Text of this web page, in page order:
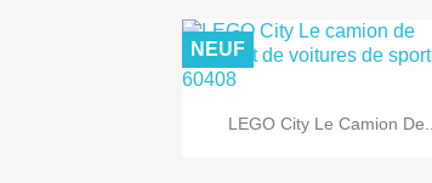
 Aperçu rapide
LEGO City Le Camion De...
NEUF